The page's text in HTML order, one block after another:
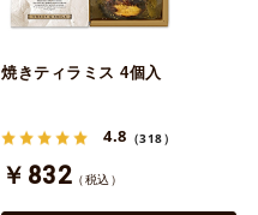
焼きティラミス 4個入
4.8 （318）
￥832 （税込）